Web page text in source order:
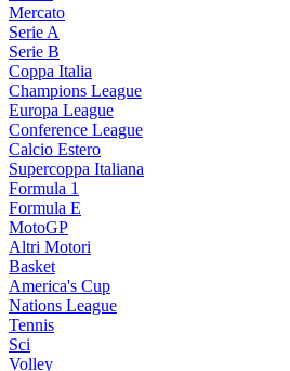
Mercato
Serie A
Serie B
Coppa Italia
Champions League
Europa League
Conference League
Calcio Estero
Supercoppa Italiana
Formula 1
Formula E
MotoGP
Altri Motori
Basket
America's Cup
Nations League
Tennis
Sci
Volley